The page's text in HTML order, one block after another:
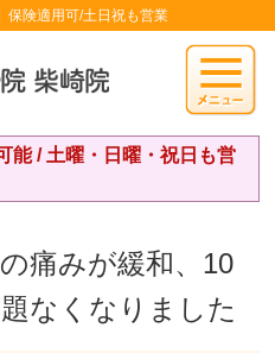
険適用可/土日祝も営業
能 / 土曜・日曜・祝日も営
痛みが緩和、10
なくなりました